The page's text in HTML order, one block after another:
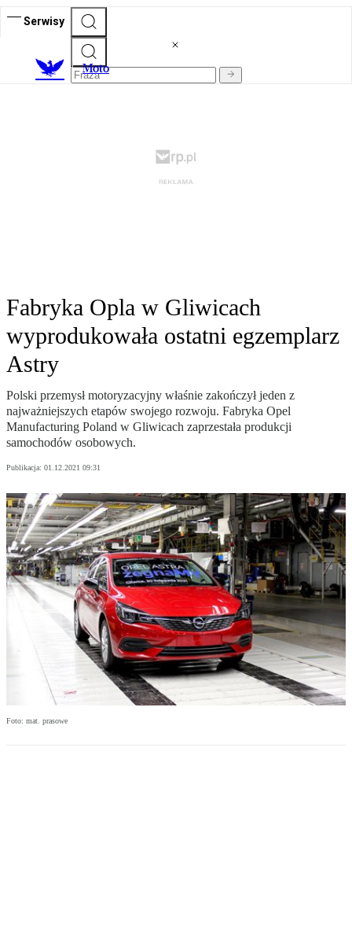
Serwisy
Moto
Fabryka Opla w Gliwicach
wyprodukowała ostatni egzemplarz
Astry
Polski przemysł motoryzacyjny właśnie zakończył jeden z
najważniejszych etapów swojego rozwoju. Fabryka Opel
Manufacturing Poland w Gliwicach zaprzestała produkcji
samochodów osobowych.
Publikacja: 01.12.2021 09:31
Foto: mat. prasowe